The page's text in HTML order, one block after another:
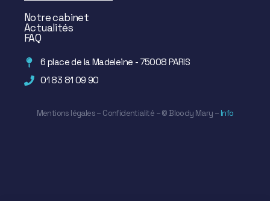
Notre cabinet
Actualités
FAQ
6 place de la Madeleine - 75008 PARIS
01 83 81 09 90
Mentions légales– Confidentialité – ©Bloody Mary – Info